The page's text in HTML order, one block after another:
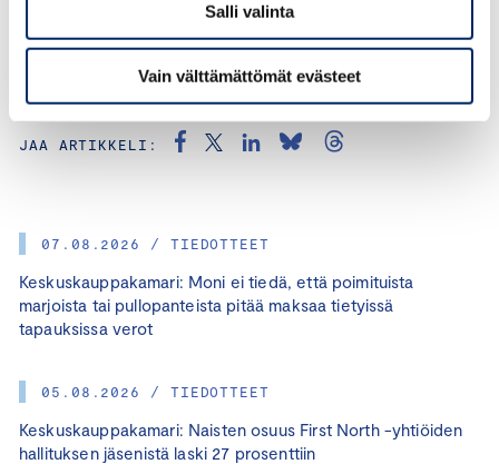
Salli valinta
Vain välttämättömät evästeet
07.08.2026 / TIEDOTTEET
Keskuskauppakamari: Moni ei tiedä, että poimituista
marjoista tai pullopanteista pitää maksaa tietyissä
tapauksissa verot
05.08.2026 / TIEDOTTEET
Keskuskauppakamari: Naisten osuus First North -yhtiöiden
hallituksen jäsenistä laski 27 prosenttiin
KATEGORIAT: TYÖLLISYYS, OSAAMINEN, SUVI PULKKINEN
JAA ARTIKKELI: